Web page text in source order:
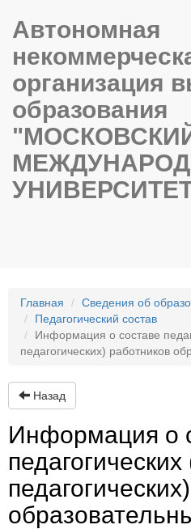
Автономная
организация
образования
Главная
Сведения об
Педагогический состав
Информация о составе
педагогических) работников
Назад
Информация о